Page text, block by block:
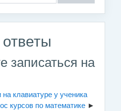
записаться на
клавиатуре у ученика
курсов по математике